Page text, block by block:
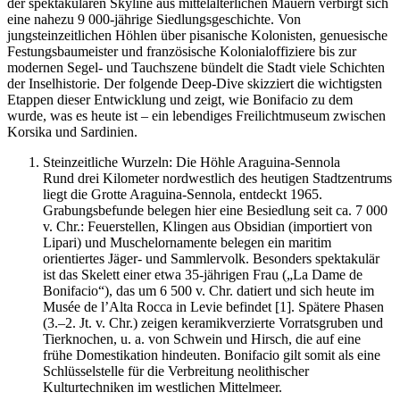
der spektakulären Skyline aus mittelalterlichen Mauern verbirgt sich
eine nahezu 9 000-jährige Siedlungsgeschichte. Von
jungsteinzeitlichen Höhlen über pisanische Kolonisten, genuesische
Festungsbaumeister und französische Kolonialoffiziere bis zur
modernen Segel- und Tauchszene bündelt die Stadt viele Schichten
der Inselhistorie. Der folgende Deep-Dive skizziert die wichtigsten
Etappen dieser Entwicklung und zeigt, wie Bonifacio zu dem
wurde, was es heute ist – ein lebendiges Freilichtmuseum zwischen
Korsika und Sardinien.
Steinzeitliche Wurzeln: Die Höhle Araguina-Sennola
Rund drei Kilometer nordwestlich des heutigen Stadtzentrums
liegt die Grotte Araguina-Sennola, entdeckt 1965.
Grabungsbefunde belegen hier eine Besiedlung seit ca. 7 000
v. Chr.: Feuerstellen, Klingen aus Obsidian (importiert von
Lipari) und Muschelornamente belegen ein maritim
orientiertes Jäger- und Sammlervolk. Besonders spektakulär
ist das Skelett einer etwa 35-jährigen Frau („La Dame de
Bonifacio“), das um 6 500 v. Chr. datiert und sich heute im
Musée de l’Alta Rocca in Levie befindet [1]. Spätere Phasen
(3.–2. Jt. v. Chr.) zeigen keramikverzierte Vorratsgruben und
Tierknochen, u. a. von Schwein und Hirsch, die auf eine
frühe Domestikation hindeuten. Bonifacio gilt somit als eine
Schlüsselstelle für die Verbreitung neolithischer
Kulturtechniken im westlichen Mittelmeer.